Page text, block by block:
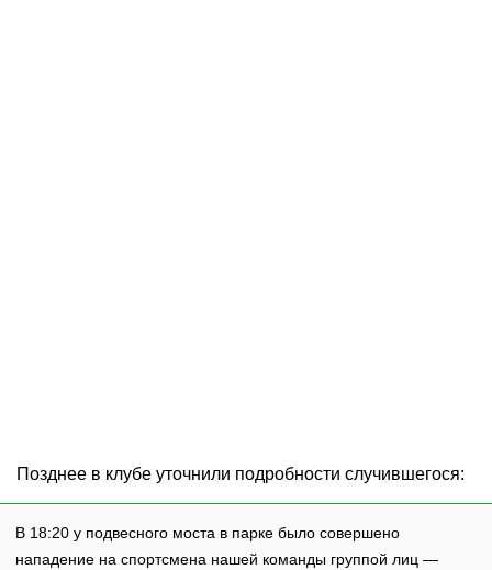
Позднее в клубе уточнили подробности случившегося:
В 18:20 у подвесного моста в парке было совершено
нападение на спортсмена нашей команды группой лиц —